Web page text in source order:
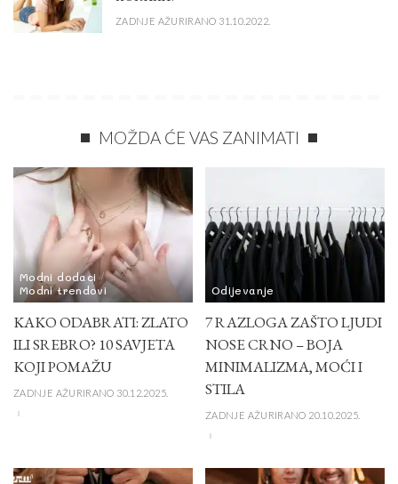
ZADNJE AŽURIRANO 31.10.2022.
MOŽDA ĆE VAS ZANIMATI
Modni dodaci
Modni trendovi
KAKO ODABRATI: ZLATO
ILI SREBRO? 10 SAVJETA
KOJI POMAŽU
ZADNJE AŽURIRANO 30.12.2025.
Odijevanje
7 RAZLOGA ZAŠTO LJUDI
NOSE CRNO – BOJA
MINIMALIZMA, MOĆI I
STILA
ZADNJE AŽURIRANO 20.10.2025.